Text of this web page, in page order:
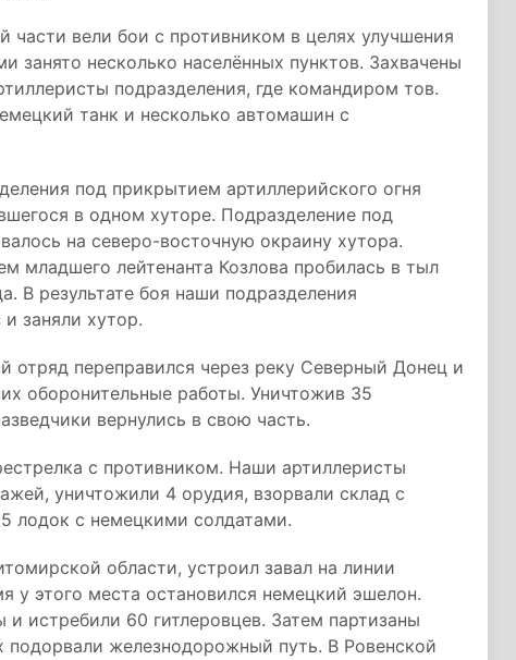
вели бои с противником в целях улучшения
несколько населённых пунктов. Захвачены
подразделения, где командиром тов.
танк и несколько автомашин с
под прикрытием артиллерийского огня
в одном хуторе. Подразделение под
на северо-восточную окраину хутора.
младшего лейтенанта Козлова пробилась в тыл
В результате боя наши подразделения
заняли хутор.
отряд переправился через реку Северный Донец и
оборонительные работы. Уничтожив 35
вернулись в свою часть.
с противником. Наши артиллеристы
уничтожили 4 орудия, взорвали склад с
лодок с немецкими солдатами.
области, устроил завал на линии
у этого места остановился немецкий эшелон.
истребили 60 гитлеровцев. Затем партизаны
подорвали железнодорожный путь. В Ровенской